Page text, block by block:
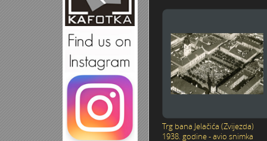
Trg bana Jelačića (Zvijezda)
1938. godine - avio snimka